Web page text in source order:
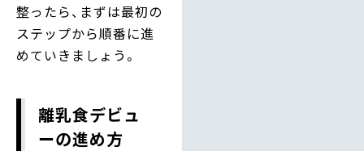
整ったら、まずは最初の
ステップから順番に進
めていきましょう。
離乳食デビュ
ーの進め方